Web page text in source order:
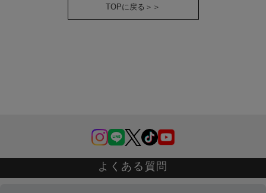
TOPに戻る＞＞
よくある質問